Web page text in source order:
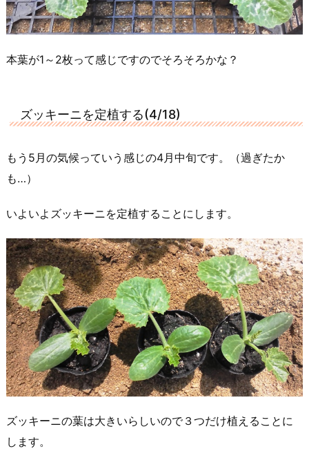
本葉が1～2枚って感じですのでそろそろかな？
ズッキーニを定植する(4/18)
もう5月の気候っていう感じの4月中旬です。（過ぎたか
も…）
いよいよズッキーニを定植することにします。
ズッキーニの葉は大きいらしいので３つだけ植えることに
します。